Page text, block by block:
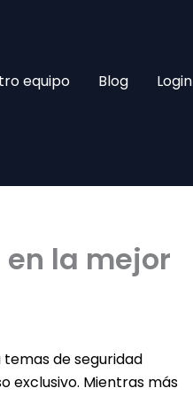
equipo Blog
Login
en la mejor
de seguridad
exclusivo. Mientras más